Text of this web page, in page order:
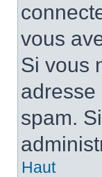
vous
Si vous
adresse
spam.
Haut